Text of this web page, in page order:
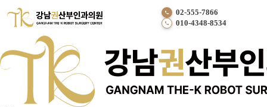
02-555-7866
010-4348-8534
Chief Medical Director
공지사항
난소낭종 총정리 : 물혹 · 내막종 · 기형종 차이점과 난소보존을 위한 최신 로봇수술!
강남권산부인과
작성일
난소낭종 총정리 : 물혹 · 내막종 · 기형종 차이점과 난소보존을
위한 최신 로봇수술!